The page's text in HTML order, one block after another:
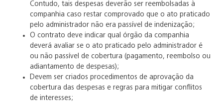
Contudo, tais despesas deverão ser reembolsadas à
companhia caso restar comprovado que o ato praticado
pelo administrador não era passível de indenização;
O contrato deve indicar qual órgão da companhia
deverá avaliar se o ato praticado pelo administrador é
ou não passível de cobertura (pagamento, reembolso ou
adiantamento de despesas);
Devem ser criados procedimentos de aprovação da
cobertura das despesas e regras para mitigar conflitos
de interesses;